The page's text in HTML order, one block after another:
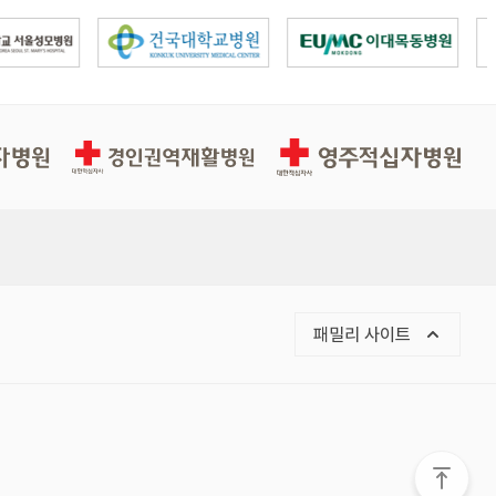
경인권역적십자병원 영주적십자병원
패밀리 사이트